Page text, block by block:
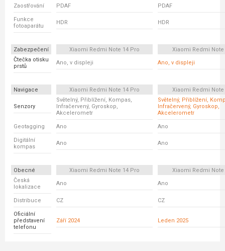
Zaostřování PDAF PDAF
Funkce
fotoaparátu
HDR HDR
Zabezpečení Xiaomi Redmi Note 14 Pro
Xiaomi Redmi Note
Čtečka otisku
prstů
Ano, v displeji Ano, v displeji
Navigace Xiaomi Redmi Note 14 Pro Xiaomi Redmi Note
Senzory
Světelný, Přiblížení, Kompas,
Infračervený, Gyroskop,
Akcelerometr
Světelný, Přiblížení,
Infračervený, Gyroskop,
Akcelerometr
Geotagging Ano Ano
Digitální
kompas
Ano Ano
Obecné Xiaomi Redmi Note 14 Pro
Xiaomi Redmi Note
Česká
lokalizace
Ano Ano
Distribuce CZ CZ
Oficiální
představení
telefonu
Září 2024 Leden 2025